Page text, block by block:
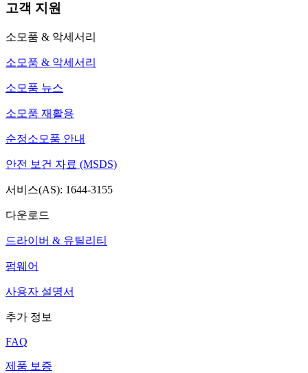
고객 지원
소모품 & 악세서리
소모품 & 악세서리
소모품 뉴스
소모품 재활용
순정소모품 안내
안전 보건 자료 (MSDS)
서비스(AS): 1644-3155
다운로드
드라이버 & 유틸리티
펌웨어
사용자 설명서
추가 정보
FAQ
제품 보증